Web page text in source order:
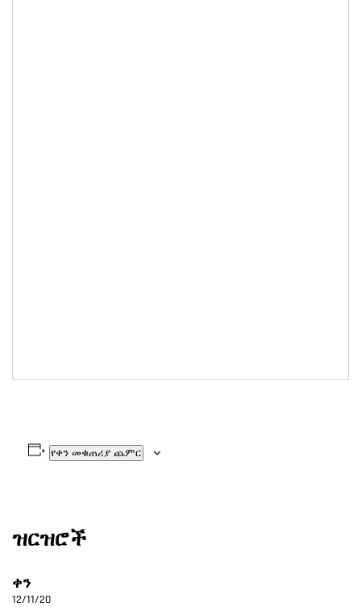
የቀን መቁጠሪያ ጨምር
ዝርዝሮች
ቀን
12/11/20